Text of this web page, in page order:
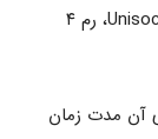
انتظار می‌رود این تبلت با نام نوکیا T20 به بازار عرضه شود و از نمایشگر ۱۰.۳۶ اینچی، پردازنده Unisoc، رم ۴
آن مدت زمان